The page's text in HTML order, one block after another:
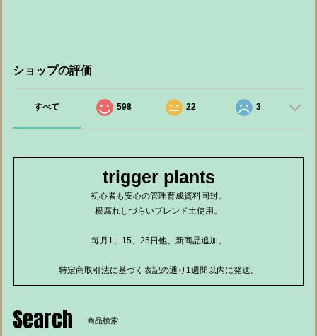
ショップの評価
すべて 598 22 3
trigger plants
初心者も安心の管理育成資料同封。
根腐れしづらいブレンド土使用。
毎月1、15、25日他、新商品追加。
特定商取引法に基づく表記の通り1週間以内に発送。
Search 商品検索